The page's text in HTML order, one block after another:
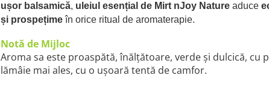
ușor balsamică, uleiul esențial de Mirt nJoy Nature aduce
și prospețimeîn orice ritual de aromaterapie.
Notă de Mijloc
Aroma sa este proaspătă, înălțătoare, verde și dulcică, cu
lămâie mai ales, cu o ușoară tentă de camfor.